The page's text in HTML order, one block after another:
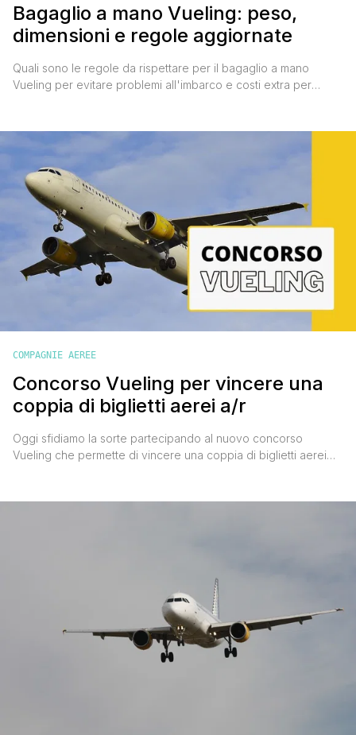
Bagaglio a mano Vueling: peso,
dimensioni e regole aggiornate
Quali sono le regole da rispettare per il bagaglio a mano
Vueling per evitare problemi all'imbarco e costi extra per
Scopriamo insieme come viaggiare in tutta serenità! Bagaglio a
mano Vueling: dimensioni, peso e numero di colli [']
COMPAGNIE AEREE
Concorso Vueling per vincere una
coppia di biglietti aerei a/r
Oggi sfidiamo la sorte partecipando al nuovo concorso
Vueling che permette di vincere una coppia di biglietti aerei
delle restrizioni ' viaggiare sta diventando più semplice. Ora